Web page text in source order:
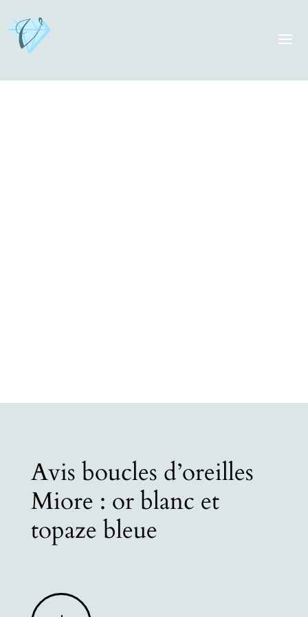
Avis boucles d’oreilles
Miore : or blanc et
topaze bleue